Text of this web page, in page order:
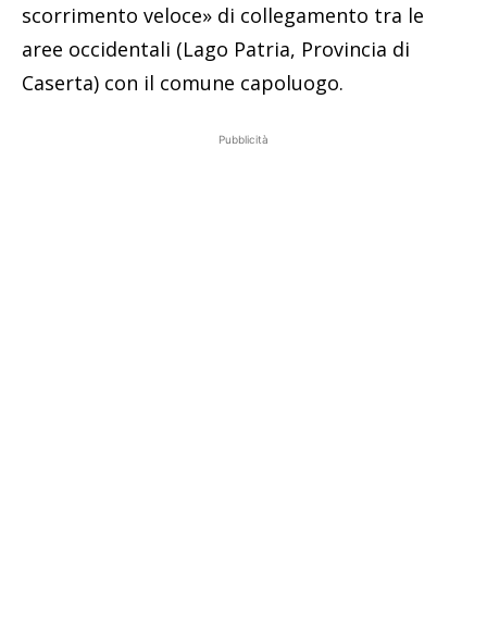
scorrimento veloce» di collegamento tra le
aree occidentali (Lago Patria, Provincia di
Caserta) con il comune capoluogo.
Pubblicità